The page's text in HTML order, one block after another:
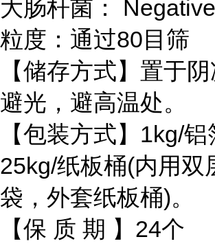
大肠杆菌：
粒度：通过80目筛
【储存方式】置于阴
避光，避高温处。
【包装方式】1kg/铝
25kg/纸板桶(内用双
袋，外套纸板桶)。
【保 质 期 】24个